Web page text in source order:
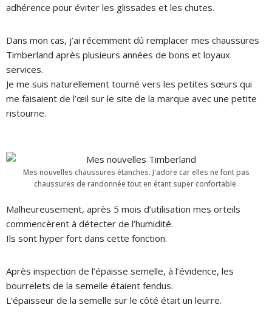
adhérence pour éviter les glissades et les chutes.
Dans mon cas, j’ai récemment dû remplacer mes chaussures
Timberland après plusieurs années de bons et loyaux
services.
Je me suis naturellement tourné vers les petites sœurs qui
me faisaient de l’œil sur le site de la marque avec une petite
ristourne.
Mes nouvelles chaussures étanches. J'adore car elles ne font pas
chaussures de randonnée tout en étant super confortable.
Malheureusement, après 5 mois d’utilisation mes orteils
commencèrent à détecter de l’humidité.
Ils sont hyper fort dans cette fonction.
Après inspection de l’épaisse semelle, à l’évidence, les
bourrelets de la semelle étaient fendus.
L’épaisseur de la semelle sur le côté était un leurre.